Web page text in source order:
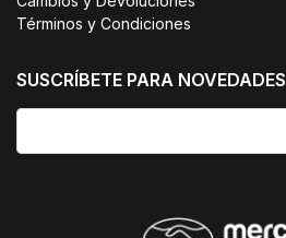
Términos y Condiciones
SUSCRÍBETE PARA NOVEDADES